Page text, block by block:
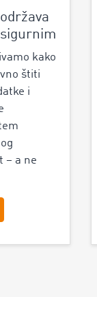
kako
štiti
i
– a ne